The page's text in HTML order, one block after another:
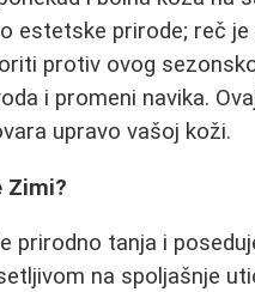
estetske prirode; reč
protiv ovog
i promeni navika.
upravo vašoj koži.
Zimi?
prirodno tanja i
na spoljašnje